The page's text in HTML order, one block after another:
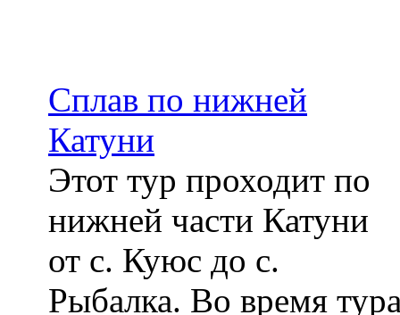
Сплав по нижней
Катуни
Этот тур проходит по
нижней части Катуни
от с. Куюс до с.
Рыбалка. Во время